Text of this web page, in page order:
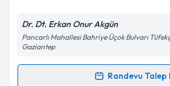
Kişisel verilerimin işlenmesine
Dr. Dt. Erkan Onur Akgün
Pancarlı Mahallesi Bahriye Üçok Bulvarı
Gaziantep
Randevu Talep
Randevu Takvimi Talebi